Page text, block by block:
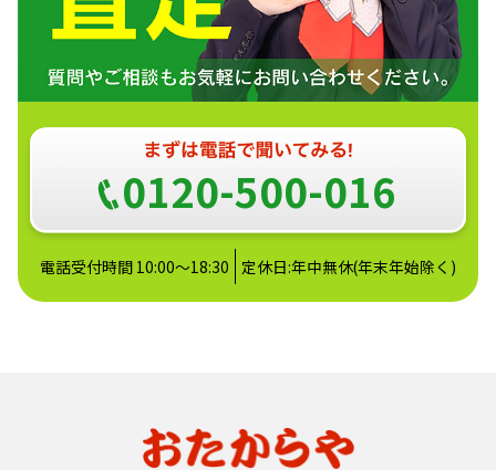
0120-500-016
電話受付時間 10:00～18:30 定休日:年中無休(年末年始除く)